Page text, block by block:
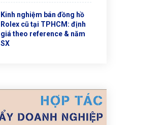
Kinh nghiệm bán đồng hồ
Rolex cũ tại TPHCM: định
giá theo reference & năm
SX